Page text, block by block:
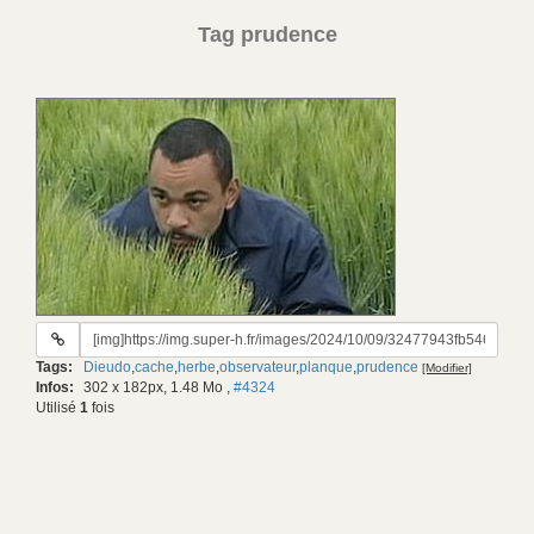
Tag prudence
URL
gif:
Tags: Dieudo,cache,herbe,observateur,planque,prudence [Modifier]
Infos: 302 x 182px, 1.48 Mo , #4324
Utilisé 1 fois